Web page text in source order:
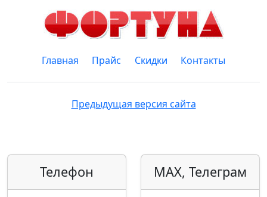
Главная Прайс Скидки Контакты
Предыдущая версия сайта
Телефон MAX, Телеграм